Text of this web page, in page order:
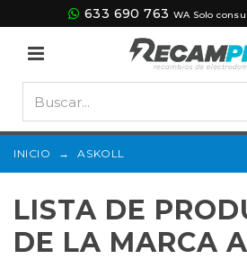
633 690 763 WA Solo
INICIO → ASKOLL
LISTA DE
DE LA MARCA